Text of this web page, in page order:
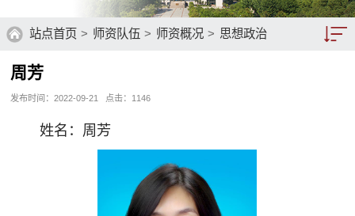
站点首页 > 师资队伍 > 师资概况 > 思想政治
教育系
博士生导师
周芳
发布时间：2022-09-21 点击： 1146
姓名：周芳